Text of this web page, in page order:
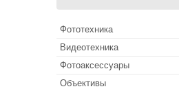
Фототехника
Видеотехника
Фотоаксессуары
Объективы